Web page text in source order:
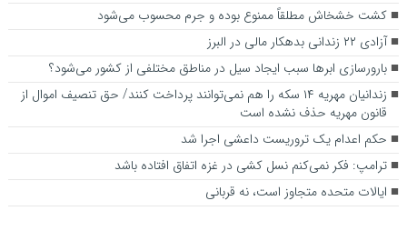
کشت خشخاش مطلقاً ممنوع بوده و جرم محسوب می‌شود
آزادی ۲۲ زندانی بدهکار مالی در البرز
بارورسازی ابر‌ها سبب ایجاد سیل در مناطق مختلفی از کشور می‌شود؟
زندانیان مهریه ۱۴ سکه را هم نمی‌توانند پرداخت کنند/ حق تنصیف اموال از
قانون مهریه حذف نشده است
حکم اعدام یک تروریست داعشی اجرا شد
ترامپ: فکر نمی‌کنم نسل کشی در غزه اتفاق افتاده باشد
ایالات متحده متجاوز است، نه قربانی